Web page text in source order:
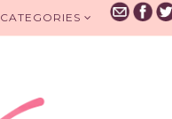
CATEGORIES